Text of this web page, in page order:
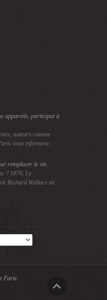
appareils, participez à
auteurs comme
vous informent :
remplacer le vin
? 1870, Le
Richard Wallace vit
Paris